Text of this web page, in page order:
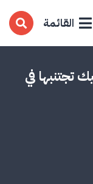
القائمة
تجتنبها في